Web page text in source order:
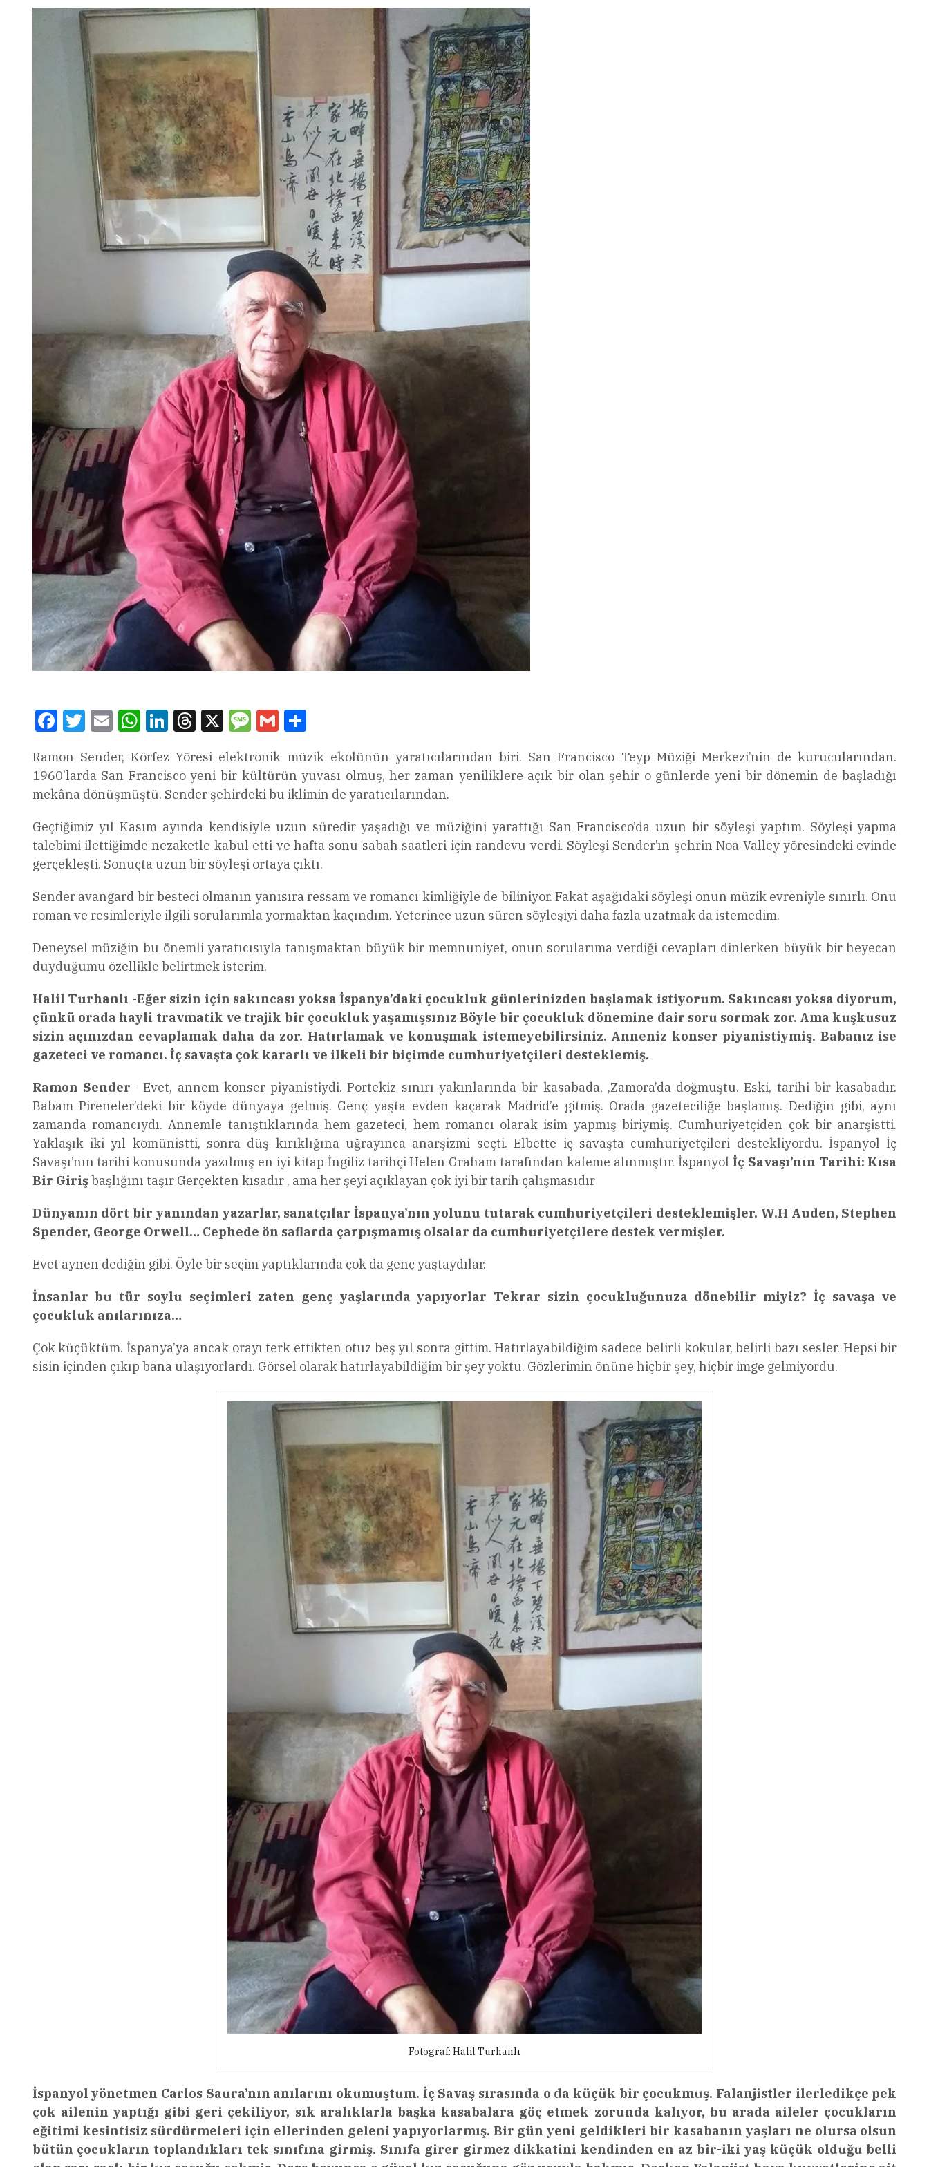
FacebookTwitterEmail WhatsAppLinkedInThreads
X Message
Gmail
Ramon Sender, Körfez Yöresi elektronik müzik ekolünün yaratıcılarından biri. San Francisco Teyp Müziği Merkezi’nin de kurucularından.
1960’larda San Francisco yeni bir kültürün yuvası olmuş, her zaman yeniliklere açık bir olan şehir o günlerde yeni bir dönemin de başladığı
mekâna dönüşmüştü. Sender şehirdeki bu iklimin de yaratıcılarından.
Geçtiğimiz yıl Kasım ayında kendisiyle uzun süredir yaşadığı ve müziğini yarattığı San Francisco’da uzun bir söyleşi yaptım. Söyleşi yapma
talebimi ilettiğimde nezaketle kabul etti ve hafta sonu sabah saatleri için randevu verdi. Söyleşi Sender’ın şehrin Noa Valley yöresindeki evinde
gerçekleşti. Sonuçta uzun bir söyleşi ortaya çıktı.
Sender avangard bir besteci olmanın yanısıra ressam ve romancı kimliğiyle de biliniyor. Fakat aşağıdaki söyleşi onun müzik evreniyle sınırlı. Onu
roman ve resimleriyle ilgili sorularımla yormaktan kaçındım. Yeterince uzun süren söyleşiyi daha fazla uzatmak da istemedim.
Deneysel müziğin bu önemli yaratıcısıyla tanışmaktan büyük bir memnuniyet, onun sorularıma verdiği cevapları dinlerken büyük bir heyecan
duyduğumu özellikle belirtmek isterim.
Halil Turhanlı -Eğer sizin için sakıncası yoksa İspanya’daki çocukluk günlerinizden başlamak istiyorum. Sakıncası yoksa diyorum,
çünkü orada hayli travmatik ve trajik bir çocukluk yaşamışsınız Böyle bir çocukluk dönemine dair soru sormak zor. Ama kuşkusuz
sizin açınızdan cevaplamak daha da zor. Hatırlamak ve konuşmak istemeyebilirsiniz. Anneniz konser piyanistiymiş. Babanız ise
gazeteci ve romancı. İç savaşta çok kararlı ve ilkeli bir biçimde cumhuriyetçileri desteklemiş.
Ramon Sender– Evet, annem konser piyanistiydi. Portekiz sınırı yakınlarında bir kasabada, ,Zamora’da doğmuştu. Eski, tarihi bir kasabadır.
Babam Pireneler’deki bir köyde dünyaya gelmiş. Genç yaşta evden kaçarak Madrid’e gitmiş. Orada gazeteciliğe başlamış. Dediğin gibi, aynı
zamanda romancıydı. Annemle tanıştıklarında hem gazeteci, hem romancı olarak isim yapmış biriymiş. Cumhuriyetçiden çok bir anarşistti.
Yaklaşık iki yıl komünistti, sonra düş kırıklığına uğrayınca anarşizmi seçti. Elbette iç savaşta cumhuriyetçileri destekliyordu. İspanyol İç
Savaşı’nın tarihi konusunda yazılmış en iyi kitap İngiliz tarihçi Helen Graham tarafından kaleme alınmıştır. İspanyol İç Savaşı’nın Tarihi: Kısa
Bir Girişbaşlığını taşır Gerçekten kısadır , ama her şeyi açıklayan çok iyi bir tarih çalışmasıdır
Dünyanın dört bir yanından yazarlar, sanatçılar İspanya’nın yolunu tutarak cumhuriyetçileri desteklemişler. W.H Auden, Stephen
Spender, George Orwell… Cephede ön saflarda çarpışmamış olsalar da cumhuriyetçilere destek vermişler.
Evet aynen dediğin gibi. Öyle bir seçim yaptıklarında çok da genç yaştaydılar.
İnsanlar bu tür soylu seçimleri zaten genç yaşlarında yapıyorlar Tekrar sizin çocukluğunuza dönebilir miyiz? İç savaşa ve
çocukluk anılarınıza…
Çok küçüktüm. İspanya’ya ancak orayı terk ettikten otuz beş yıl sonra gittim. Hatırlayabildiğim sadece belirli kokular, belirli bazı sesler. Hepsi bir
sisin içinden çıkıp bana ulaşıyorlardı. Görsel olarak hatırlayabildiğim bir şey yoktu. Gözlerimin önüne hiçbir şey, hiçbir imge gelmiyordu.
Fotograf: Halil Turhanlı
İspanyol yönetmen Carlos Saura’nın anılarını okumuştum. İç Savaş sırasında o da küçük bir çocukmuş. Falanjistler ilerledikçe pek
çok ailenin yaptığı gibi geri çekiliyor, sık aralıklarla başka kasabalara göç etmek zorunda kalıyor, bu arada aileler çocukların
eğitimi kesintisiz sürdürmeleri için ellerinden geleni yapıyorlarmış. Bir gün yeni geldikleri bir kasabanın yaşları ne olursa olsun
bütün çocukların toplandıkları tek sınıfına girmiş. Sınıfa girer girmez dikkatini kendinden en az bir-iki yaş küçük olduğu belli